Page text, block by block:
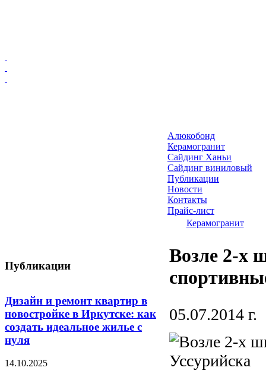
Публикации
Дизайн и ремонт квартир в
новостройке в Иркутске: как
создать идеальное жилье с
нуля
14.10.2025
Алюкобонд
Керамогранит
Сайдинг Ханьи
Сайдинг виниловый
Публикации
Новости
Контакты
Прайс-лист
Керамогранит
Возле 2-х
05.07.2014 г.